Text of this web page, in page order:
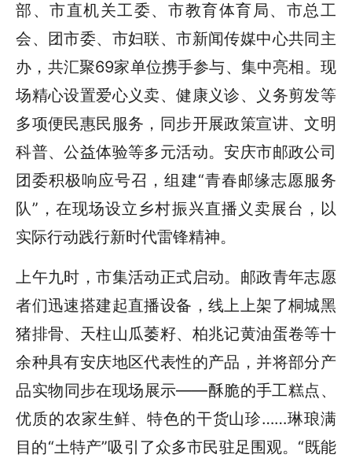
部、市直机关工委、市教育体育局、市总工
会、团市委、市妇联、市新闻传媒中心共同主
办，共汇聚69家单位携手参与、集中亮相。现
场精心设置爱心义卖、健康义诊、义务剪发等
多项便民惠民服务，同步开展政策宣讲、文明
科普、公益体验等多元活动。安庆市邮政公司
团委积极响应号召，组建“青春邮缘志愿服务
队”，在现场设立乡村振兴直播义卖展台，以
实际行动践行新时代雷锋精神。
上午九时，市集活动正式启动。邮政青年志愿
者们迅速搭建起直播设备，线上上架了桐城黑
猪排骨、天柱山瓜萎籽、柏兆记黄油蛋卷等十
余种具有安庆地区代表性的产品，并将部分产
品实物同步在现场展示——酥脆的手工糕点、
优质的农家生鲜、特色的干货山珍……琳琅满
目的“土特产”吸引了众多市民驻足围观。“既能